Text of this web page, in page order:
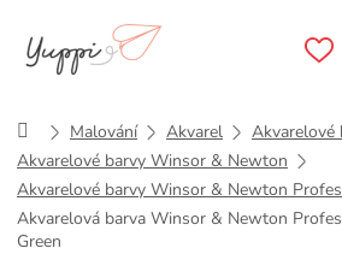
obsah
DomůMalování Akvarel
Akvarelové
Akvarelové barvy Winsor & Newton
Akvarelové barvy Winsor & Newton
Akvarelová barva Winsor & Newton
Green